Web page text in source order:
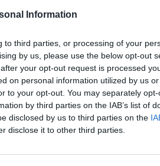
Information
to third parties, or processing of your
by us, please use the below opt-out
your opt-out request is processed
on personal information utilized by us
to your opt-out. You may separately
by third parties on the IAB’s list of
disclosed by us to third parties on the
disclose it to other third parties.
prossima settimanaintanto è stata
Day! Fai check-in con Foursquare
avrai un omaggio targato 3″.
3 aggiunge che “…per i clienti più